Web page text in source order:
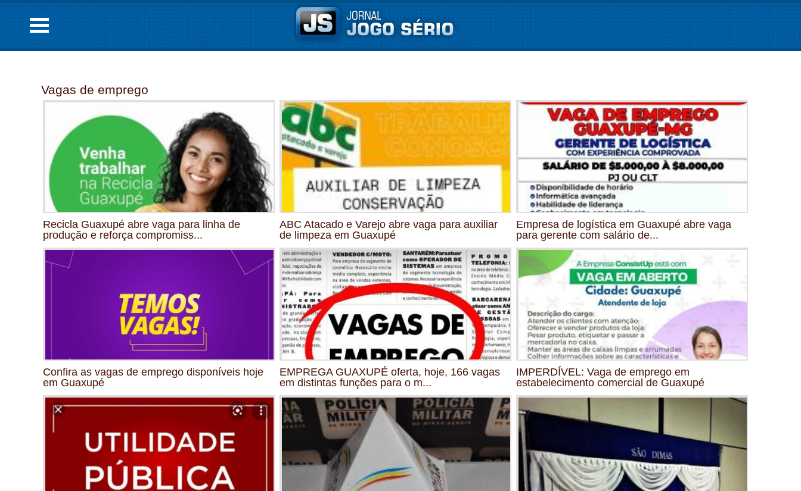
Vagas de emprego
Recicla Guaxupé abre vaga para linha de
produção e reforça compromiss...
ABC Atacado e Varejo abre vaga para auxiliar
de limpeza em Guaxupé
Empresa de logística em Guaxupé abre vaga
para gerente com salário de...
Confira as vagas de emprego disponíveis hoje
em Guaxupé
EMPREGA GUAXUPÉ oferta, hoje, 166 vagas
em distintas funções para o m...
IMPERDÍVEL: Vaga de emprego em
estabelecimento comercial de Guaxupé